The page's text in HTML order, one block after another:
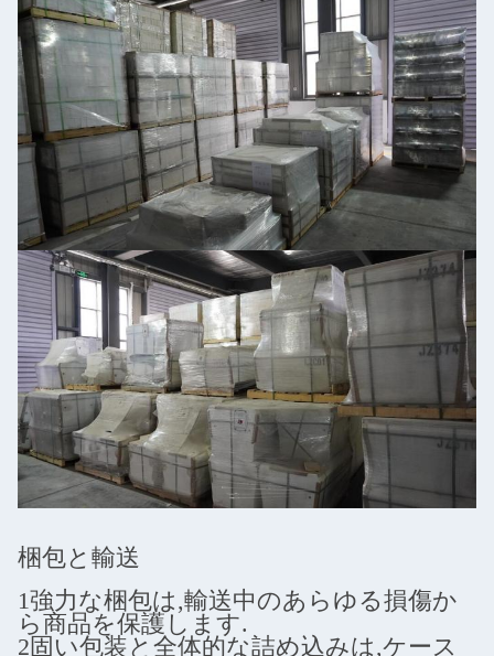
梱包と輸送
1強力な梱包は,輸送中のあらゆる損傷か
ら商品を保護します.
2固い包装と全体的な詰め込みは,ケース